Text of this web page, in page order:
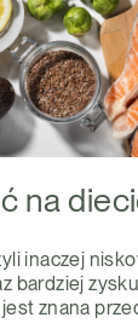
na
inaczej
bardziej
znana